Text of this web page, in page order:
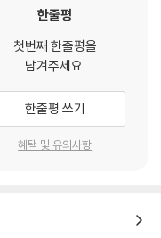
한줄평
첫번째 한줄평을
남겨주세요.
한줄평 쓰기
혜택 및 유의사항